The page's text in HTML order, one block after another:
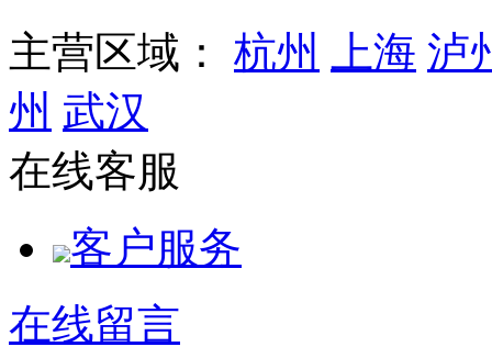
主营区域： 杭州 上海 泸
州 武汉
在线客服
客户服务
在线留言